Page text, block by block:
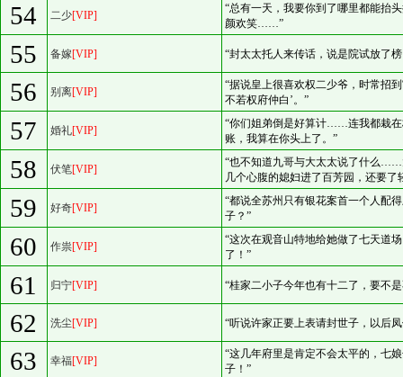
54 二少[VIP]
“总有一天，我要你到了哪里都能抬
颜欢笑……”
55 备嫁[VIP] “封太太托人来传话，说是院试放了
56 别离[VIP]
“据说皇上很喜欢权二少爷，时常招
不若权府仲白’。”
57 婚礼[VIP]
“你们姐弟倒是好算计……连我都栽
账，我算在你头上了。”
58 伏笔[VIP]
“也不知道九哥与大太太说了什么
几个心腹的媳妇进了百芳园，还要
59 好奇[VIP]
“都说全苏州只有银花案首一个人配
子？”
60 作祟[VIP]
“这次在观音山特地给她做了七天道
了！”
61 归宁[VIP] “桂家二小子今年也有十二了，要不
62 洗尘[VIP] “听说许家正要上表请封世子，以后
63 幸福[VIP]
“这几年府里是肯定不会太平的，七
子！”